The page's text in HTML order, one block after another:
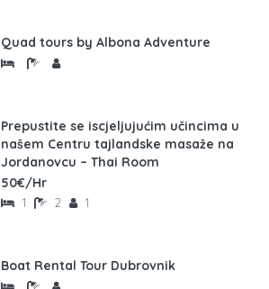
Quad tours by Albona Adventure
Prepustite se iscjeljujućim učincima u
našem Centru tajlandske masaže na
Jordanovcu – Thai Room
50€/Hr
1 2 1
Boat Rental Tour Dubrovnik